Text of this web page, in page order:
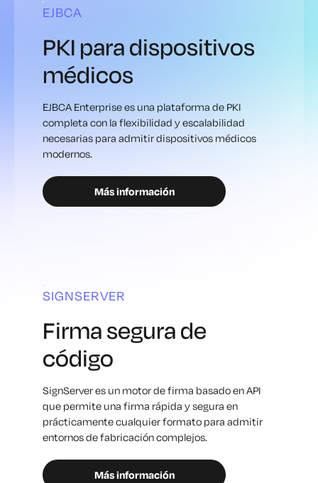
EJBCA
PKI para dispositivos
médicos
EJBCA Enterprise es una plataforma de PKI
completa con la flexibilidad y escalabilidad
necesarias para admitir dispositivos médicos
modernos.
Más información
SIGNSERVER
Firma segura de
código
SignServer es un motor de firma basado en API
que permite una firma rápida y segura en
prácticamente cualquier formato para admitir
entornos de fabricación complejos.
Más información